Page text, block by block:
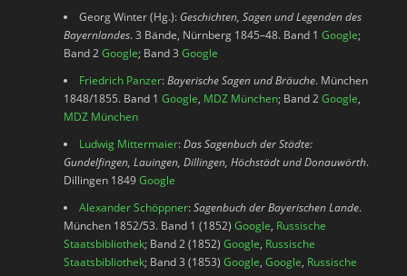
Georg Winter (Hg.): Geschichten, Sagen und Legenden des
Bayernlandes. 3 Bände, Nürnberg 1845–48. Band 1Google;
Band 2Google; Band 3Google
Friedrich Panzer:Bayerische Sagen und Bräuche. München
1848/1855. Band 1Google, MDZ München; Band 2Google,
MDZ München
Ludwig Mittermaier:Das Sagenbuch der Städte:
Gundelfingen, Lauingen, Dillingen, Höchstädt und Donauwörth.
Dillingen 1849Google
Alexander Schöppner:Sagenbuch der Bayerischen Lande.
München 1852/53. Band 1 (1852)Google, Russische
Staatsbibliothek; Band 2 (1852)Google, Russische
Staatsbibliothek; Band 3 (1853)Google,Google, Russische